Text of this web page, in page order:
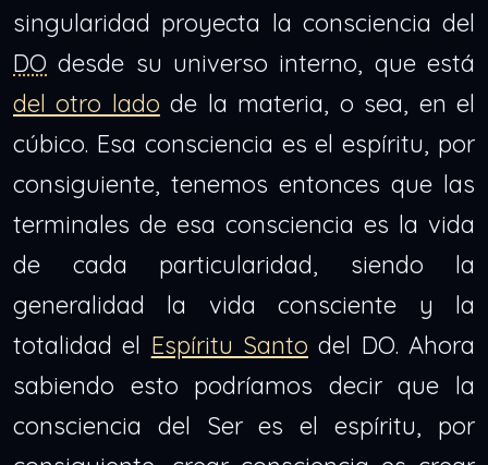
singularidad proyecta la consciencia del
DO desde su universo interno, que está
del otro lado de la materia, o sea, en el
cúbico. Esa consciencia es el espíritu, por
consiguiente, tenemos entonces que las
terminales de esa consciencia es la vida
de cada particularidad, siendo la
generalidad la vida consciente y la
totalidad el Espíritu Santo del DO. Ahora
sabiendo esto podríamos decir que la
consciencia del Ser es el espíritu, por